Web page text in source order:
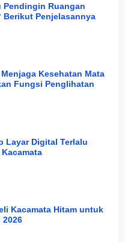
Pendingin Ruangan
Berikut Penjelasannya
Kesehatan Mata
Fungsi Penglihatan
Layar Digital Terlalu
Kacamata Hitam untuk
2026